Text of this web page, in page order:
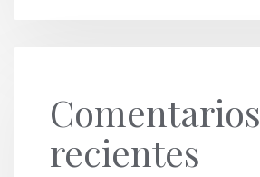
Comentarios
recientes